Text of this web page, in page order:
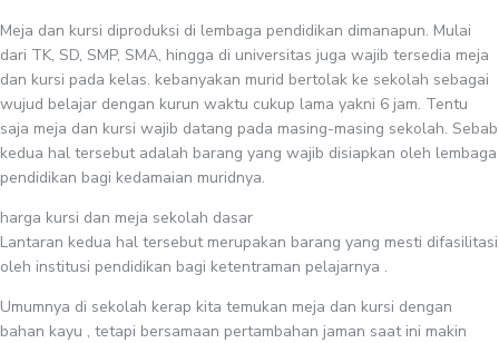
Meja dan kursi diproduksi di lembaga pendidikan dimanapun. Mulai
dari TK, SD, SMP, SMA, hingga di universitas juga wajib tersedia meja
dan kursi pada kelas. kebanyakan murid bertolak ke sekolah sebagai
wujud belajar dengan kurun waktu cukup lama yakni 6 jam. Tentu
saja meja dan kursi wajib datang pada masing-masing sekolah. Sebab
kedua hal tersebut adalah barang yang wajib disiapkan oleh lembaga
pendidikan bagi kedamaian muridnya.
harga kursi dan meja sekolah dasar
Lantaran kedua hal tersebut merupakan barang yang mesti difasilitasi
oleh institusi pendidikan bagi ketentraman pelajarnya .
Umumnya di sekolah kerap kita temukan meja dan kursi dengan
bahan kayu , tetapi bersamaan pertambahan jaman saat ini makin